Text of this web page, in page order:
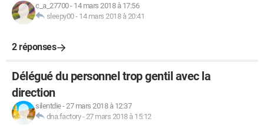
c_a_27700- 14 mars 2018 à 17:56
sleepy00- 14 mars 2018 à 20:41
2 réponses
Délégué du personnel trop gentil avec la
direction
silentdie-27 mars 2018 à 12:37
dna.factory-27 mars 2018 à 15:12